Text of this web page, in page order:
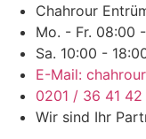
Chahrour
Mo. - Fr. 08:00
Sa. 10:00 -
E-Mail:
0201 / 36 41 42
Wir sind Ihr